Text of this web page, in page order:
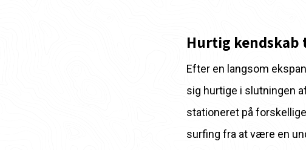
Hurtig kendskab
Efter en langsom
sig hurtige i slutningen
stationeret på
surfing fra at være en